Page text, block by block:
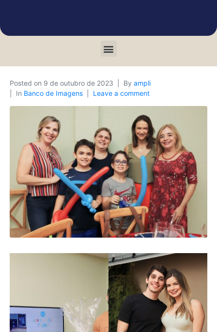
Posted on 9 de outubro de 2023 By ampli
In Banco de Imagens Leave a comment